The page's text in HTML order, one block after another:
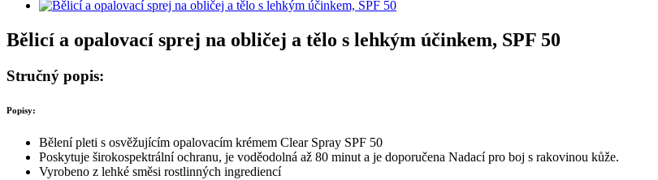
Bělicí a opalovací sprej na obličej a tělo s lehkým účinkem, SPF 50
Stručný popis:
Popisy:
Bělení pleti s osvěžujícím opalovacím krémem Clear Spray SPF 50
Poskytuje širokospektrální ochranu, je voděodolná až 80 minut a je doporučena Nadací pro boj s rakovinou kůže.
Vyrobeno z lehké směsi rostlinných ingrediencí